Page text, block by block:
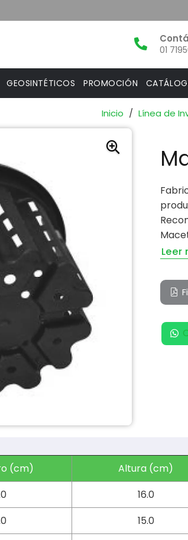
01
GEOSINTÉTICOS PROMOCIÓN
Inicio / Línea de
Leer
(cm) Altura (cm)
16.0
15.0